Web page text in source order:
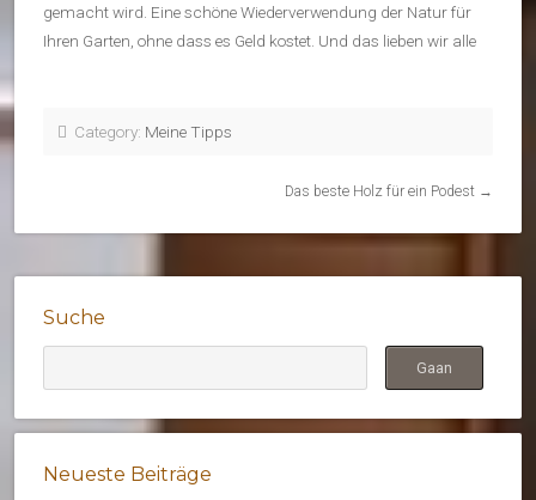
gemacht wird. Eine schöne Wiederverwendung der Natur für
Ihren Garten, ohne dass es Geld kostet. Und das lieben wir alle
Category: Meine Tipps
Das beste Holz für ein Podest →
Suche
Neueste Beiträge